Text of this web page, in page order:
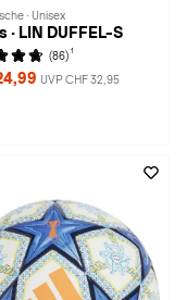
· Unisex
· LIN DUFFEL-S
(86) 1
UVP CHF 32,95